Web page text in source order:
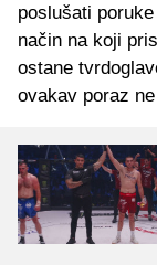
poslušati
način na koji
ostane
ovakav poraz